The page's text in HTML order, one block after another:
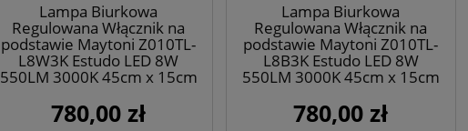
Lampa Biurkowa
Regulowana Włącznik na
podstawie Maytoni Z010TL-
L8W3K Estudo LED 8W
550LM 3000K 45cm x 15cm
780,00 zł
Lampa Biurkowa
Regulowana Włącznik na
podstawie Maytoni Z010TL-
L8B3K Estudo LED 8W
550LM 3000K 45cm x 15cm
780,00 zł